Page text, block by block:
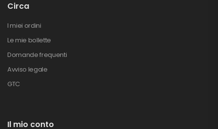
Circa
I miei ordini
Le mie bollette
Domande frequenti
Avviso legale
GTC
Il mio conto